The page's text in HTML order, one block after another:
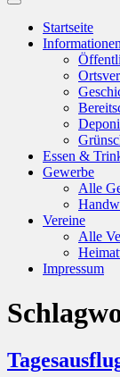
Suchfeld
ein-/ausblenden
Startseite
Essen &
Gewerbe
Alle
Vereine
Alle
Impressum